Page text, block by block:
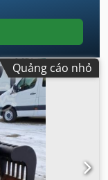
Quảng cáo nhỏ